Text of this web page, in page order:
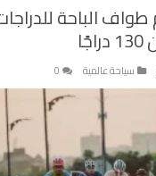
الباحة
سياحة عالمية 0